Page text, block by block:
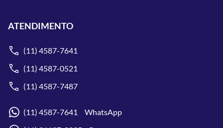
ATENDIMENTO
(11) 4587-7641
(11) 4587-0521
(11) 4587-7487
(11) 4587-7641 WhatsApp